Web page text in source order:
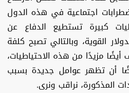
اجتماعية في هذه الدول
كبيرة تستطيع الدفاع عن
القوية، وبالتالي تصبح كلفة
أيضًا مزيدًا من هذه الاحتياطيات،
أن تظهر عوامل جديدة بسبب
المذكورة، نراقب ونرى.